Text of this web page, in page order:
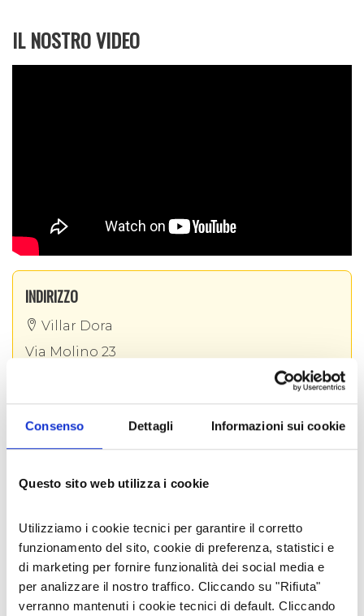
Consenso Dettagli Informazioni sui cookie
Questo sito web utilizza i cookie
Utilizziamo i cookie tecnici per garantire il corretto
funzionamento del sito, cookie di preferenza, statistici e
di marketing per fornire funzionalità dei social media e
per analizzare il nostro traffico. Cliccando su "Rifiuta"
verranno mantenuti i cookie tecnici di default. Cliccando
Da loro infatti non entra la gomma: i loro
prodotti sono la rivia, l’ovatta, il crine, nomi che
certosina, realizzano anche mobili su misura in
Come dicono poi loro: non possiamo spiegarvi il
nostro lavoro, venite a trovarci in laboratorio e
corta da percorrere.
IL NOSTRO VIDEO
INDIRIZZO
Villar Dora
Via Molino 23
iltarlomarengo@libero.it
SOCIAL AZIENDALI